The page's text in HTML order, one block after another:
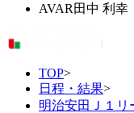
AVAR 田中 利幸
TOP>
日程・結果>
明治安田Ｊ１リ